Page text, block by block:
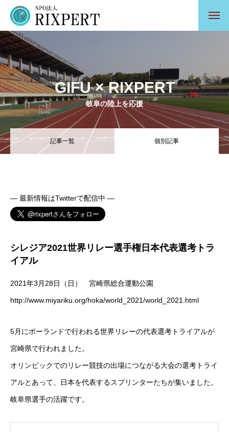
GIFU × RIXPERT
岐阜の陸上を応援
記事一覧 個別記事
— 最新情報はTwitterで配信中 —
シレジア2021世界リレー選手権日本代表選考トラ
イアル
2021年3月28日（日） 宮崎県総合運動公園
http://www.miyariku.org/hoka/world_2021/world_2021.html
5月にポーランドで行われる世界リレーの代表選考トライアルが
宮崎県で行われました。
オリンピックでのリレー競技の出場につながる大会の選考トライ
アルとあって、日本を代表するスプリンターたちが集いました。
岐阜県選手の活躍です。